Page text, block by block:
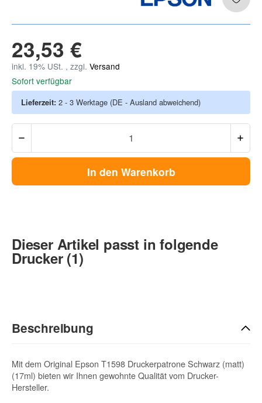
23,53 €
inkl. 19% USt. , zzgl. Versand
Sofort verfügbar
Lieferzeit: 2 - 3 Werktage (DE - Ausland abweichend)
In den Warenkorb
Dieser Artikel passt in folgende
Drucker (1)
Beschreibung
Mit dem Original Epson T1598 Druckerpatrone Schwarz (matt)
(17ml) bieten wir Ihnen gewohnte Qualität vom Drucker-
Hersteller.